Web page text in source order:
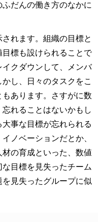
だんの働き方のなかに
れます。組織の目標と
標も設けられることで
クダウンして、メンバ
し、日々のタスクをこ
あります。さすがに数
れることはないかもし
事な目標が忘れられる
ノベーションだとか、
の育成といった、数値
目標を見失ったチーム
見失ったグループに似